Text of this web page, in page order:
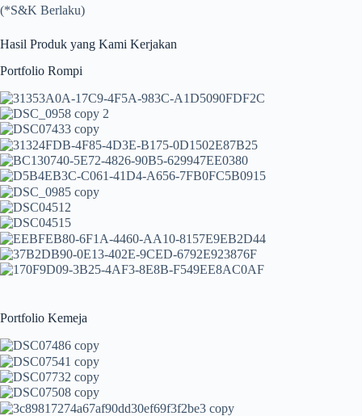
(*S&K Berlaku)
Hasil Produk yang Kami Kerjakan
Portfolio Rompi
Portfolio Kemeja